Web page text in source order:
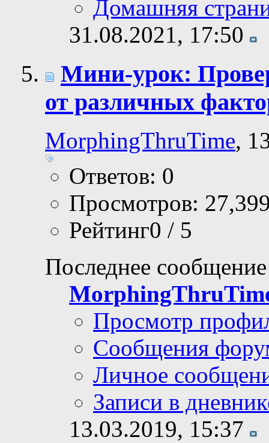
Домашняя
31.08.2021, 17:50
Мини-урок:
от различных
MorphingThruTime,
Ответов: 0
Просмотров:
Рейтинг0 / 5
Последнее
Просмотр
Сообщения
Личное
Записи в
13.03.2019, 15:37